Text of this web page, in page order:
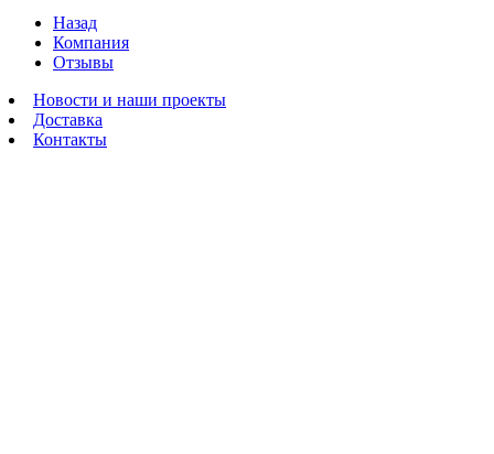
Назад
Компания
Отзывы
Новости и наши проекты
Доставка
Контакты